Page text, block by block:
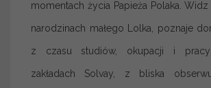
momentach życia Papieża Polaka.
narodzinach małego Lolka, poznaje
z czasu studiów, okupacji i
zakładach Solvay, z bliska